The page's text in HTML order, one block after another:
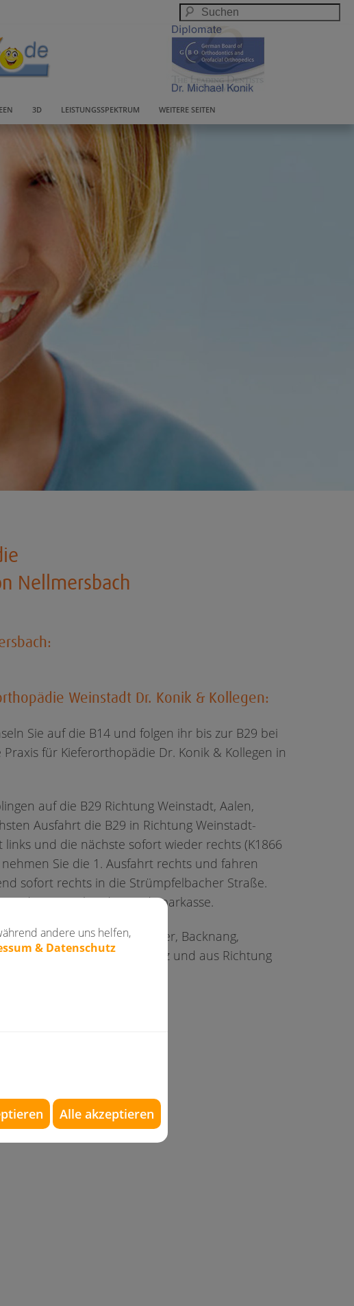
andere uns helfen,
& Datenschutz
Alle akzeptieren
3D LEISTUNGSSPEKTRUM WEITERE SEITEN
Nellmersbach
Weinstadt Dr. Konik & Kollegen:
Sie auf die B14 und folgen ihr bis zur B29 bei
für Kieferorthopädie Dr. Konik & Kollegen in
auf die B29 Richtung Weinstadt, Aalen,
Ausfahrt die B29 in Richtung Weinstadt-
und die nächste sofort wieder rechts (K1866
Sie die 1. Ausfahrt rechts und fahren
sofort rechts in die Strümpfelbacher Straße.
der Praxis bei der Stadtsparkasse.
an der Murr, Oppenweiler, Backnang,
Neustadt, Schelmenholz und aus Richtung